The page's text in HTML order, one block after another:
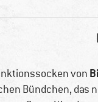
von
Bündchen, das